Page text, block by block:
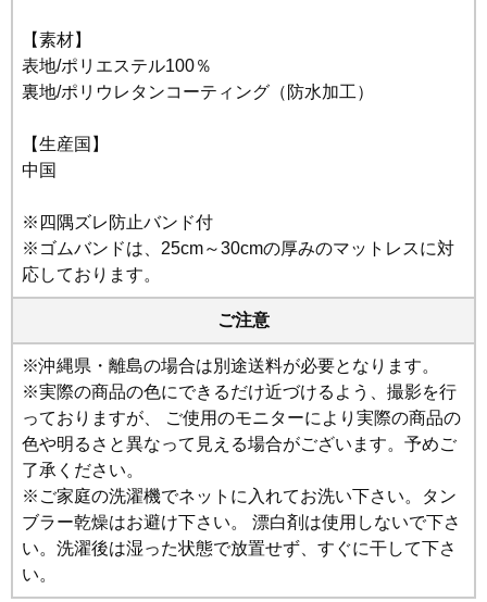
【素材】
表地/ポリエステル100％
裏地/ポリウレタンコーティング（防水加工）
【生産国】
中国
※四隅ズレ防止バンド付
※ゴムバンドは、25cm～30cmの厚みのマットレスに対
応しております。
ご注意
※沖縄県・離島の場合は別途送料が必要となります。
※実際の商品の色にできるだけ近づけるよう、撮影を行
っておりますが、 ご使用のモニターにより実際の商品の
色や明るさと異なって見える場合がございます。予めご
了承ください。
※ご家庭の洗濯機でネットに入れてお洗い下さい。タン
ブラー乾燥はお避け下さい。 漂白剤は使用しないで下さ
い。洗濯後は湿った状態で放置せず、すぐに干して下さ
い。